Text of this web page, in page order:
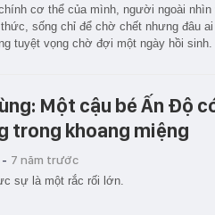
cơ thể của mình, người ngoài
sống chỉ để chờ chết nhưng đâu
tuyệt vọng chờ đợi một ngày hồi sinh.
Một cậu bé Ấn Độ
trong khoang miệng
- 7 năm trước
sự là một rắc rối lớn.